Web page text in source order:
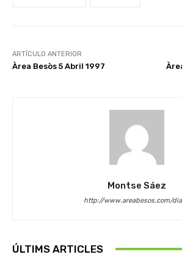
ARTÍCULO ANTERIOR
Àrea Besòs 5 Abril 1997
Montse Sáez
http://www.areabesos.com/
ÚLTIMS ARTICLES